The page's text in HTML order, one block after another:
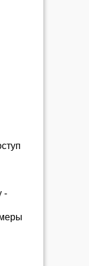
-